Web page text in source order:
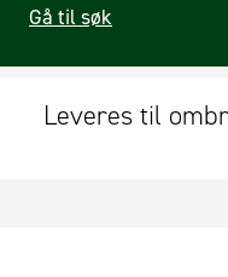
Gå til søk
Leveres til